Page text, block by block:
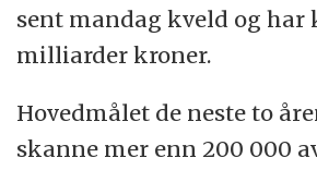
sent mandag kveld og har
milliarder kroner.
Hovedmålet de neste to
skanne mer enn 200 000